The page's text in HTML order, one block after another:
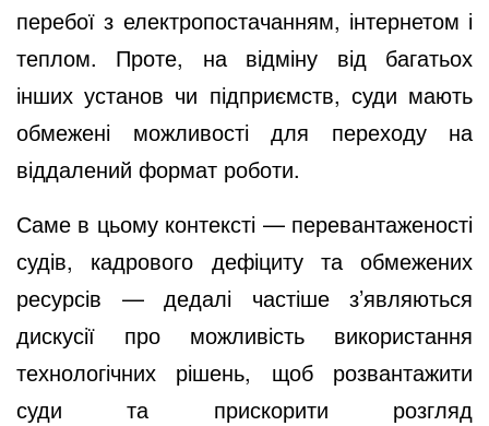
перебої з електропостачанням, інтернетом і
теплом. Проте, на відміну від багатьох
інших установ чи підприємств, суди мають
обмежені можливості для переходу на
віддалений формат роботи.
Саме в цьому контексті — перевантаженості
судів, кадрового дефіциту та обмежених
ресурсів — дедалі частіше з’являються
дискусії про можливість використання
технологічних рішень, щоб розвантажити
суди та прискорити розгляд